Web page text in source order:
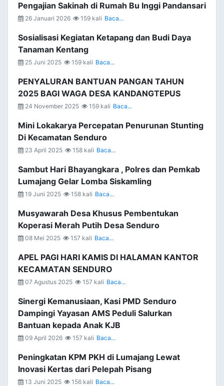
Pengajian Sakinah di Rumah Bu Inggi Pandansari
26 Januari 2026 159 kali Baca...
Sosialisasi Kegiatan Ketapang dan Budi Daya
Tanaman Kentang
25 Juni 2025 159 kali Baca...
PENYALURAN BANTUAN PANGAN TAHUN
2025 BAGI WAGA DESA KANDANGTEPUS
24 November 2025 159 kali Baca...
Mini Lokakarya Percepatan Penurunan Stunting
Di Kecamatan Senduro
23 April 2025 158 kali Baca...
Sambut Hari Bhayangkara , Polres dan Pemkab
Lumajang Gelar Lomba Siskamling
19 Juni 2025 158 kali Baca...
Musyawarah Desa Khusus Pembentukan
Koperasi Merah Putih Desa Senduro
08 Mei 2025 157 kali Baca...
APEL PAGI HARI KAMIS DI HALAMAN KANTOR
KECAMATAN SENDURO
07 Agustus 2025 157 kali Baca...
Sinergi Kemanusiaan, Kasi PMD Senduro
Dampingi Yayasan AMS Peduli Salurkan
Bantuan kepada Anak KJB
09 April 2026 157 kali Baca...
Peningkatan KPM PKH di Lumajang Lewat
Inovasi Kertas dari Pelepah Pisang
13 Juni 2025 156 kali Baca...